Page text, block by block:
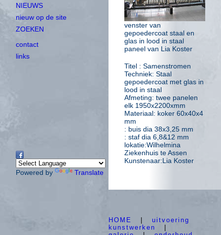
NIEUWS
nieuw op de site
ZOEKEN
contact
links
Powered by Translate
venster van
gepoedercoat staal en
glas in lood in staal
paneel van Lia Koster
Titel : Samenstromen
Techniek: Staal
gepoedercoat met glas in
lood in staal
Afmeting: twee panelen
elk 1950x2200xmm
Materiaal: koker 60x40x4
mm
: buis dia 38x3,25 mm
: staf dia 6,8&12 mm
lokatie:Wilhelmina
Ziekenhuis te Assen
Kunstenaar:Lia Koster
HOME
uitvoering
kunstwerken